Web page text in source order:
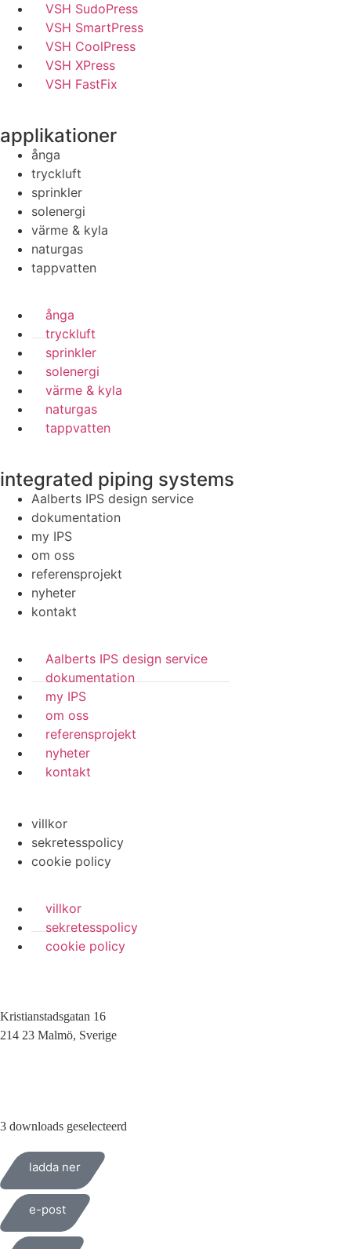
VSH SudoPress
VSH SmartPress
VSH CoolPress
VSH XPress
VSH FastFix
applikationer
ånga
tryckluft
sprinkler
solenergi
värme & kyla
naturgas
tappvatten
ånga
tryckluft
sprinkler
solenergi
värme & kyla
naturgas
tappvatten
integrated piping systems
Aalberts IPS design service
dokumentation
my IPS
om oss
referensprojekt
nyheter
kontakt
Aalberts IPS design service
dokumentation
my IPS
om oss
referensprojekt
nyheter
kontakt
villkor
sekretesspolicy
cookie policy
villkor
sekretesspolicy
cookie policy
Kristianstadsgatan 16
214 23 Malmö, Sverige
3 downloads geselecteerd
ladda ner
e-post